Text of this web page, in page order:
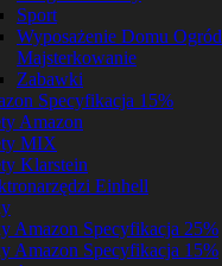
Sport
Wyposażenie Domu Ogród
Majsterkowanie
Zabawki
Specyfikacja 15%
Amazon
MIX
Klarstein
Einhell
Amazon Specyfikacja 25%
Amazon Specyfikacja 15%